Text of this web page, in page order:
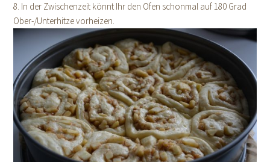
8. In der Zwischenzeit könnt Ihr den Ofen schonmal auf 180 Grad
Ober-/Unterhitze vorheizen.